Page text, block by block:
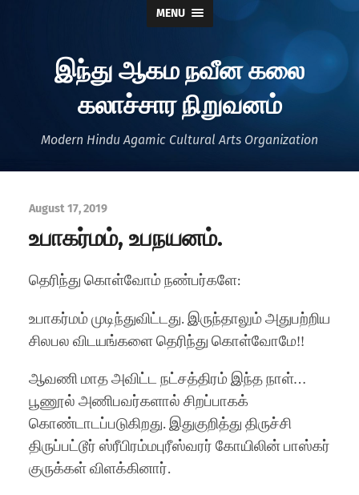
MENU
இந்து ஆகம நவீன கலை
கலாச்சார நிறுவனம்
Modern Hindu Agamic Cultural Arts Organization
August 17, 2019
உபாகர்மம், உபநயனம்.
தெரிந்து கொள்வோம் நண்பர்களே:
உபாகர்மம் முடிந்துவிட்டது. இருந்தாலும் அதுபற்றிய
சிலபல விடயங்களை தெரிந்து கொள்வோமே!!
ஆவணி மாத அவிட்ட நட்சத்திரம் இந்த நாள்…
பூணூல் அணிபவர்களால் சிறப்பாகக்
கொண்டாடப்படுகிறது. இதுகுறித்து திருச்சி
திருப்பட்டூர் ஸ்ரீபிரம்மபுரீஸ்வரர் கோயிலின் பாஸ்கர்
குருக்கள் விளக்கினார்.